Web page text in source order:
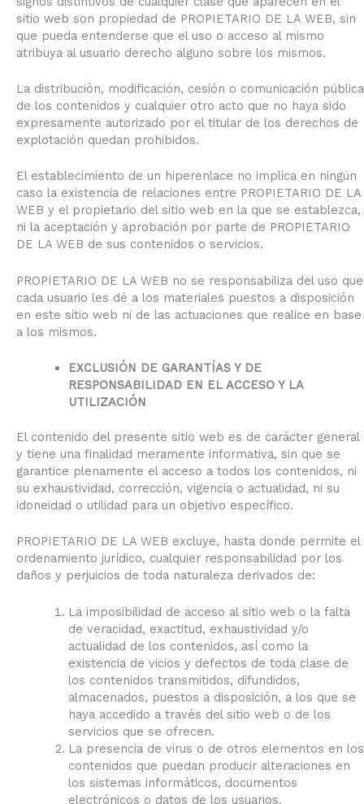
sitio web son propiedad de PROPIETARIO DE LA WEB, sin
que pueda entenderse que el uso o acceso al mismo
atribuya al usuario derecho alguno sobre los mismos.
La distribución, modificación, cesión o comunicación pública
de los contenidos y cualquier otro acto que no haya sido
expresamente autorizado por el titular de los derechos de
explotación quedan prohibidos.
El establecimiento de un hiperenlace no implica en ningún
caso la existencia de relaciones entre PROPIETARIO DE LA
WEB y el propietario del sitio web en la que se establezca,
ni la aceptación y aprobación por parte de PROPIETARIO
DE LA WEB de sus contenidos o servicios.
PROPIETARIO DE LA WEB no se responsabiliza del uso que
cada usuario les dé a los materiales puestos a disposición
en este sitio web ni de las actuaciones que realice en base
a los mismos.
EXCLUSIÓN DE GARANTÍAS Y DE
RESPONSABILIDAD EN EL ACCESO Y LA
UTILIZACIÓN
El contenido del presente sitio web es de carácter general
y tiene una finalidad meramente informativa, sin que se
garantice plenamente el acceso a todos los contenidos, ni
su exhaustividad, corrección, vigencia o actualidad, ni su
idoneidad o utilidad para un objetivo específico.
PROPIETARIO DE LA WEB excluye, hasta donde permite el
ordenamiento jurídico, cualquier responsabilidad por los
daños y perjuicios de toda naturaleza derivados de:
La imposibilidad de acceso al sitio web o la falta
de veracidad, exactitud, exhaustividad y/o
actualidad de los contenidos, así como la
existencia de vicios y defectos de toda clase de
los contenidos transmitidos, difundidos,
almacenados, puestos a disposición, a los que se
haya accedido a través del sitio web o de los
servicios que se ofrecen.
La presencia de virus o de otros elementos en los
contenidos que puedan producir alteraciones en
los sistemas informáticos, documentos
electrónicos o datos de los usuarios.